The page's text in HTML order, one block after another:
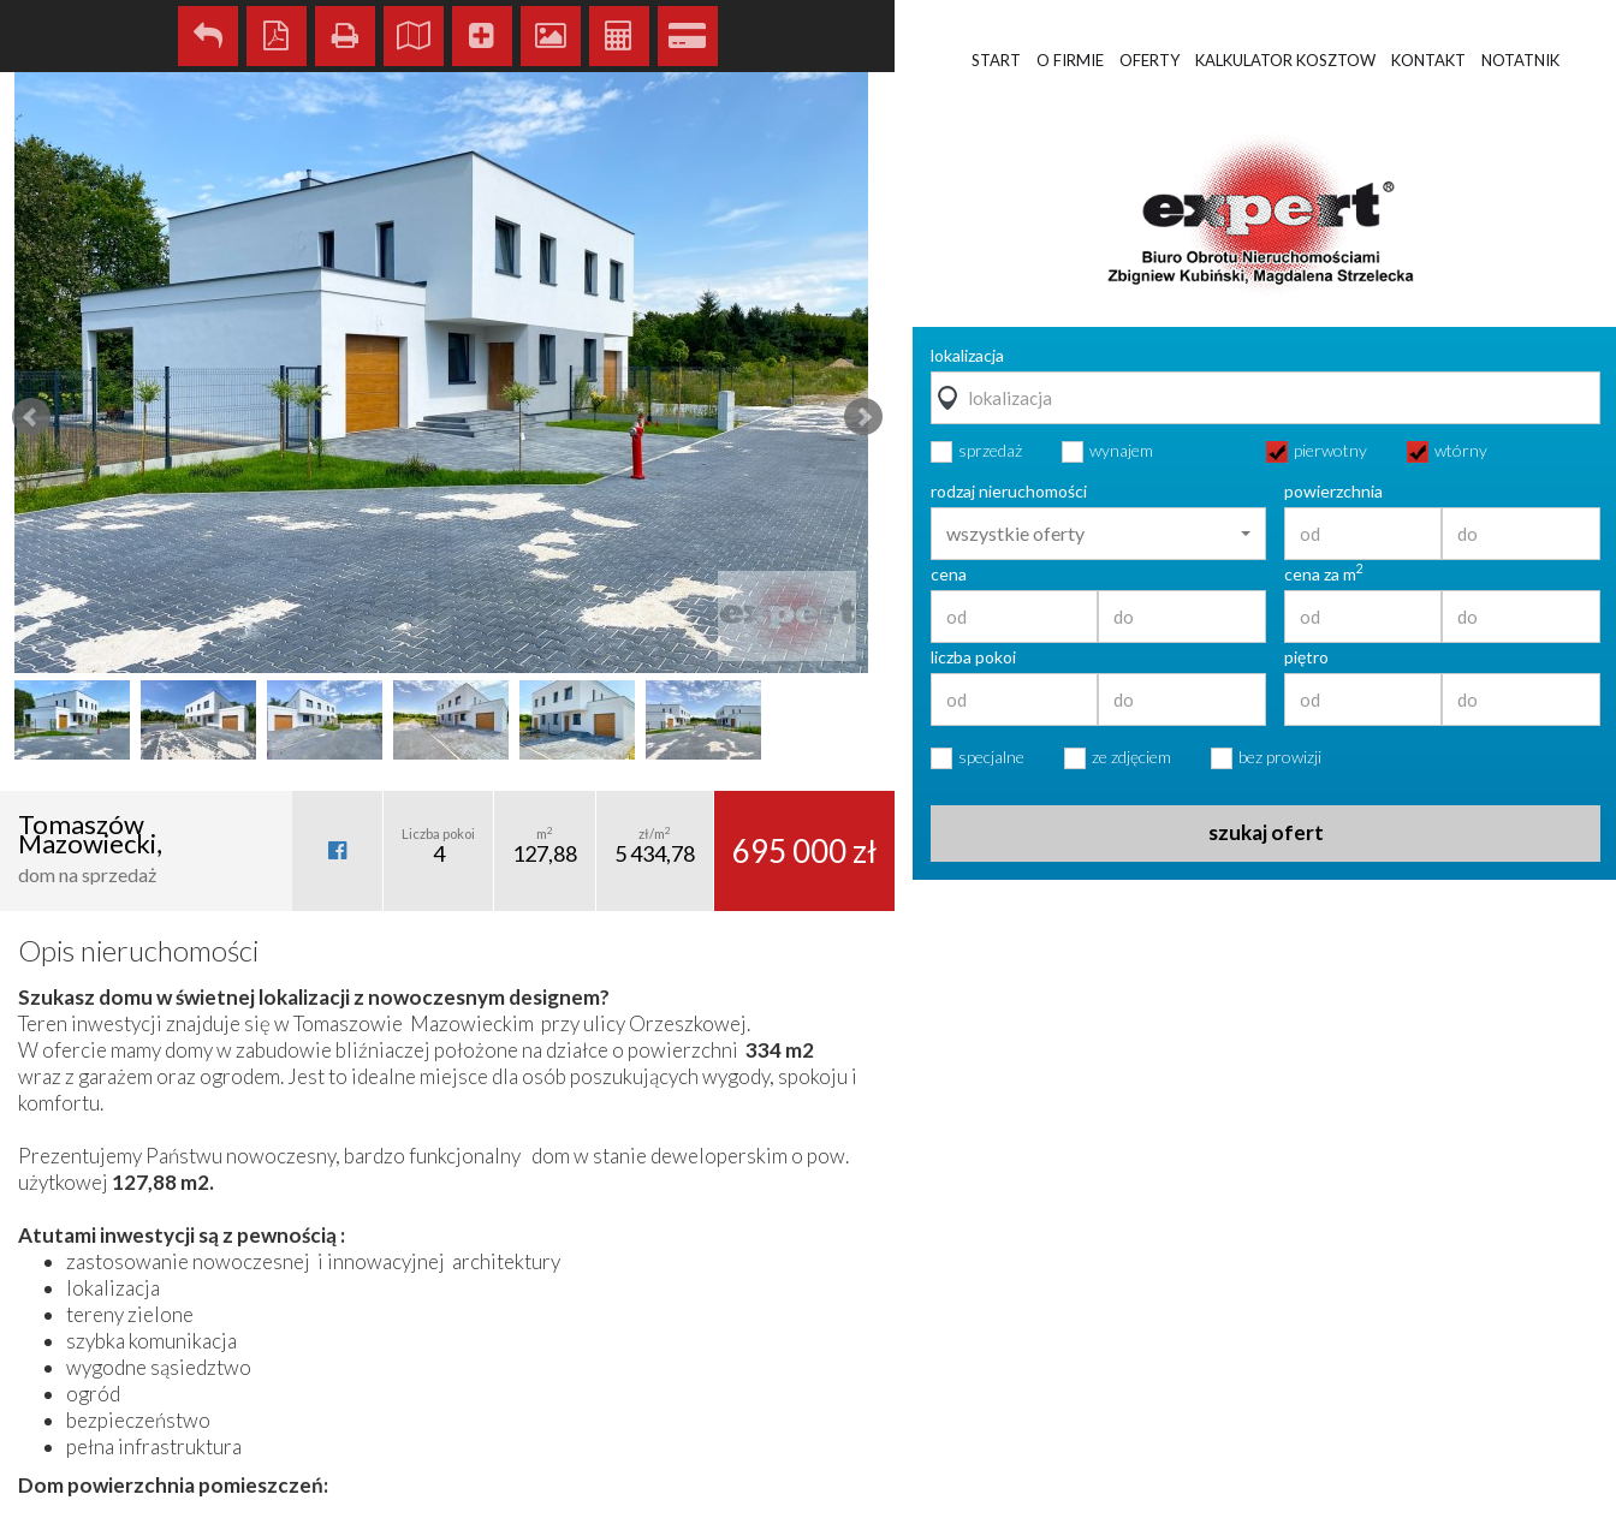
Tomaszów
Mazowiecki,
dom na sprzedaż
Liczba pokoi
4
m2
127,88
zł/m2
5 434,78 695 000 zł
Opis nieruchomości
Szukasz domu w świetnej lokalizacji z nowoczesnym designem?
Teren inwestycji znajduje się w Tomaszowie Mazowieckim przy ulicy Orzeszkowej.
W ofercie mamy domy w zabudowie bliźniaczej położone na działce o powierzchni 334 m2
wraz z garażem oraz ogrodem. Jest to idealne miejsce dla osób poszukujących wygody, spokoju i
komfortu.
Prezentujemy Państwu nowoczesny, bardzo funkcjonalny dom w stanie deweloperskim o pow.
użytkowej 127,88 m2.
Atutami inwestycji są z pewnością :
zastosowanie nowoczesnej i innowacyjnej architektury
lokalizacja
tereny zielone
szybka komunikacja
wygodne sąsiedztwo
ogród
bezpieczeństwo
pełna infrastruktura
Dom powierzchnia pomieszczeń:
START O FIRMIE OFERTY KALKULATOR KOSZTOW KONTAKT NOTATNIK
lokalizacja
sprzedaż wynajem pierwotny
wtórny
rodzaj nieruchomości
wszystkie oferty
powierzchnia
cena cena za m2
liczba pokoi piętro
specjalne ze zdjęciem bez prowizji
szukaj ofert